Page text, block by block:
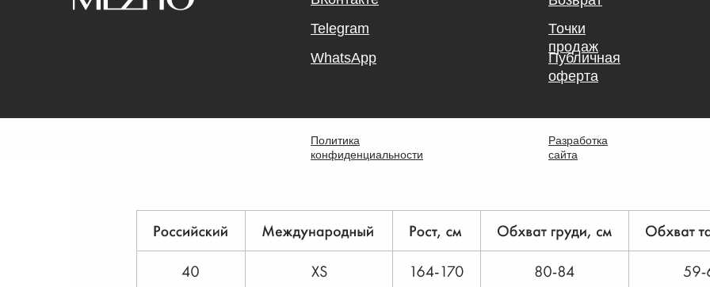
Telegram
WhatsApp
Точки
продаж
Публичная
оферта
Политика
конфиденциальности
Разработка
сайта